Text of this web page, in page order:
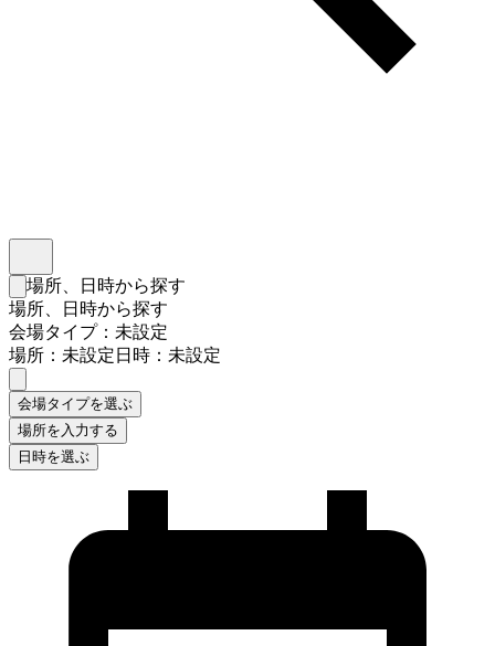
検索フォームを閉じる
場所、日時から探す
場所、日時から探す
会場タイプ：未設定
場所：未設定日時：未設定
会場タイプを選ぶ
場所を入力する
日時を選ぶ